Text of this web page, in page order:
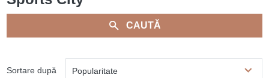
CAUTĂ
Sortare după Popularitate